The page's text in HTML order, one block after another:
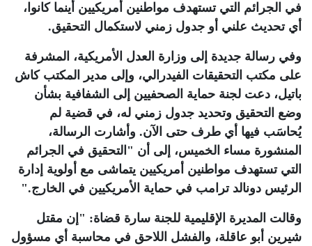
في الجرائم التي تستهدف مواطنين أمريكيين أينما كانوا،
أي تحديث علني أو جدول زمني لاستكمال التحقيق.
وفي رسالة جديدة إلى وزارة العدل الأمريكية، المشرفة
على مكتب التحقيقات الفيدرالي، وإلى مدير المكتب كاش
باتيل، دعت لجنة حماية الصحفيين إلى الشفافية بشأن
وضع التحقيق وتحديد جدول زمني له، في قضية لم
يُحاسَب فيها أي طرف حتى الآن. وأشارت الرسالة،
المنشورة مساء الخميس، إلى أن "التحقيق في الجرائم
التي تستهدف مواطنين أمريكيين يتماشى مع أولوية إدارة
الرئيس دونالد ترامب في حماية الأمريكيين في الخارج".
وقالت المديرة الإقليمية للجنة سارة قضاة: "إن مقتل
شيرين أبو عاقلة، والفشل اللاحق في محاسبة أي مسؤول